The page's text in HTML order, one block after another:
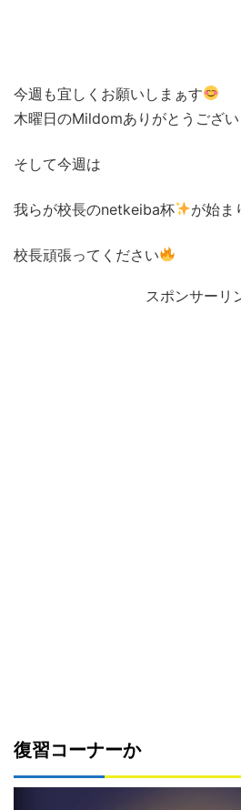
今週も宜しくお願いしまぁす
木曜日のMildomありがとうござい
そして今週は
我らが校長のnetkeiba杯 が始ま
校長頑張ってください
スポンサーリ
復習コーナーか